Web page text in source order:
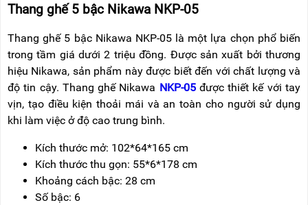
Thang ghế 5 bậc Nikawa NKP-05
Thang ghế 5 bậc Nikawa NKP-05 là một lựa chọn phổ biến
trong tầm giá dưới 2 triệu đồng. Được sản xuất bởi thương
hiệu Nikawa, sản phẩm này được biết đến với chất lượng và
độ tin cậy. Thang ghế Nikawa NKP-05được thiết kế với tay
vịn, tạo điều kiện thoải mái và an toàn cho người sử dụng
khi làm việc ở độ cao trung bình.
Kích thước mở: 102*64*165 cm
Kích thước thu gọn: 55*6*178 cm
Khoảng cách bậc: 28 cm
Số bậc: 6